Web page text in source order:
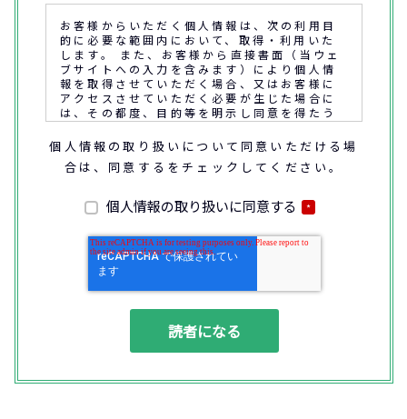
お客様からいただく個人情報は、次の利用目
的に必要な範囲内において、取得・利用いた
します。 また、お客様から直接書面（当ウェ
ブサイトへの入力を含みます）により個人情
報を取得させていただく場合、又はお客様に
アクセスさせていただく必要が生じた場合に
は、その都度、目的等を明示し同意を得たう
えで取得又はアクセスさせていただきます。
なお、通話内容の確認や応対品質の評価・研
客様との通話内容を書面、音声又は電子的方
法により記録させていただくことがありま
◆個人情報の利用目的
(1) お問い合わせいただいた内容やご相談に
行、その他業務上必要な事務連絡を行うため
(3) ご要望いただいた資料の発送や確認した
(4) ダイレクトメール、電子メール、電話等
個人情報の取り扱いについて同意いただける場
合は、同意するをチェックしてください。
個人情報の取り扱いに同意する *